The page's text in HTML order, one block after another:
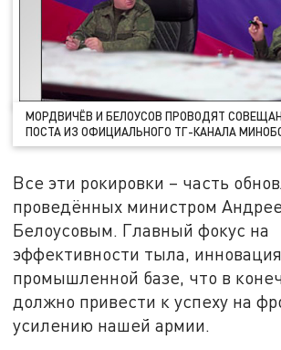
МОРДВИЧЁВ И БЕЛОУСОВ ПРОВОДЯТ
ПОСТА ИЗ ОФИЦИАЛЬНОГО ТГ-КАНАЛА
Все эти рокировки – часть
проведённых министром
Белоусовым. Главный фокус на
эффективности тыла,
промышленной базе, что в
должно привести к успеху на
усилению нашей армии.